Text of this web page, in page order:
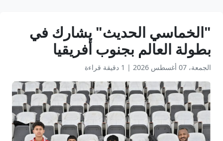
"الخماسي الحديث" يشارك في
بطولة العالم بجنوب أفريقيا
الجمعة، 07 أغسطس 2026 | 1 دقيقة قراءة